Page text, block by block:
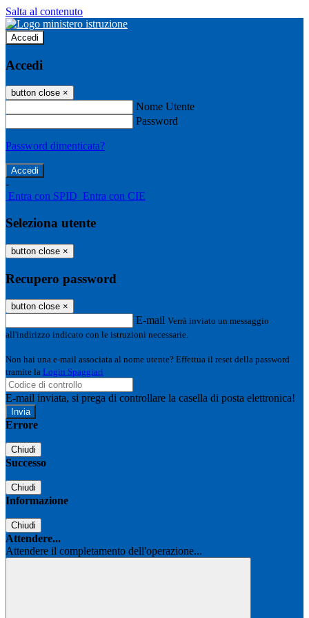
Salta al contenuto
Accedi
Accedi
button close ×
Nome Utente
Password
Password dimenticata?
-
Entra con SPID Entra con CIE
Seleziona utente
button close ×
Recupero password
button close ×
E-mail Verrà inviato un messaggio
all'indirizzo indicato con le istruzioni necessarie.
Non hai una e-mail associata al nome utente? Effettua il reset della password
tramite la Login Spaggiari
E-mail inviata, si prega di controllare la casella di posta elettronica!
Errore
Chiudi
Successo
Chiudi
Informazione
Chiudi
Attendere...
Attendere il completamento dell'operazione...